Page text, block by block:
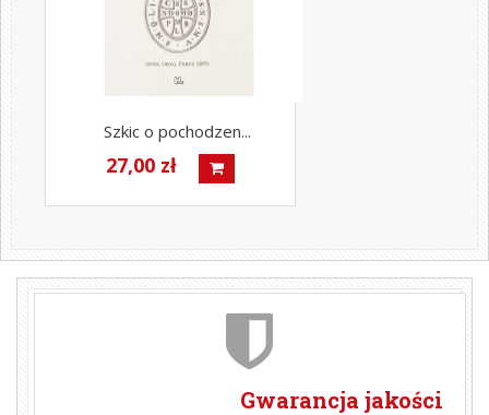
Szkic o pochodzen...
27,00 zł
Gwarancja jakości